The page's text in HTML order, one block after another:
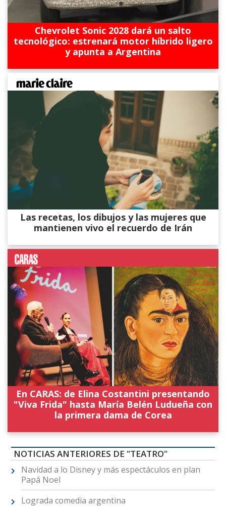
Chevrolet Sonic 2028 dará un salto
tecnológico: estrenará motor híbrido ligero
y apunta a Argentina
Las recetas, los dibujos y las mujeres que
mantienen vivo el recuerdo de Irán
En CARAS: de Elina Costantini presentando
"Viva Frida" hasta María Belén Ludueña con
la primera dama de Corea
NOTICIAS ANTERIORES DE "TEATRO"
Navidad a lo Disney y más espectáculos en plan
Papá Noel
Lograda comedia argentina